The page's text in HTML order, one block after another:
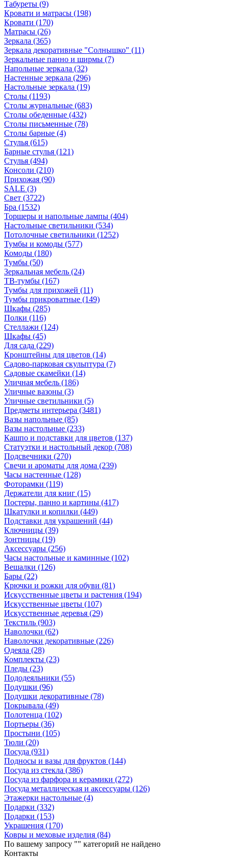
Табуреты (9)
Кровати и матрасы (198)
Кровати (170)
Матрасы (26)
Зеркала (365)
Зеркала декоративные "Солнышко" (11)
Зеркальные панно и ширмы (7)
Напольные зеркала (32)
Настенные зеркала (296)
Настольные зеркала (19)
Столы (1193)
Столы журнальные (683)
Столы обеденные (432)
Столы письменные (78)
Столы барные (4)
Стулья (615)
Барные стулья (121)
Стулья (494)
Консоли (210)
Прихожая (90)
SALE (3)
Свет (3722)
Бра (1532)
Торшеры и напольные лампы (404)
Настольные светильники (534)
Потолочные светильники (1252)
Тумбы и комоды (577)
Комоды (180)
Тумбы (50)
Зеркальная мебель (24)
ТВ-тумбы (167)
Тумбы для прихожей (11)
Тумбы прикроватные (149)
Шкафы (285)
Полки (116)
Стеллажи (124)
Шкафы (45)
Для сада (229)
Кронштейны для цветов (14)
Садово-парковая скульптура (7)
Садовые скамейки (14)
Уличная мебель (186)
Уличные вазоны (3)
Уличные светильники (5)
Предметы интерьера (3481)
Вазы напольные (85)
Вазы настольные (233)
Кашпо и подставки для цветов (137)
Статуэтки и настольный декор (708)
Подсвечники (270)
Свечи и ароматы для дома (239)
Часы настенные (128)
Фоторамки (119)
Держатели для книг (15)
Постеры, панно и картины (417)
Шкатулки и копилки (449)
Подставки для украшений (44)
Ключницы (39)
Зонтницы (19)
Аксессуары (256)
Часы настольные и каминные (102)
Вешалки (126)
Бары (22)
Крючки и рожки для обуви (81)
Искусственные цветы и растения (194)
Искусственные цветы (107)
Искусcтвенные деревья (29)
Текстиль (903)
Наволочки (62)
Наволочки декоративные (226)
Одеяла (28)
Комплекты (23)
Пледы (23)
Пододеяльники (55)
Подушки (96)
Подушки декоративные (78)
Покрывала (49)
Полотенца (102)
Портьеры (36)
Простыни (105)
Тюли (20)
Посуда (931)
Подносы и вазы для фруктов (144)
Посуда из стекла (386)
Посуда из фарфора и керамики (272)
Посуда металлическая и аксессуары (126)
Этажерки настольные (4)
Подарки (332)
Подарки (153)
Украшения (170)
Ковры и меховые изделия (84)
По вашему запросу "" категорий не найдено
Контакты